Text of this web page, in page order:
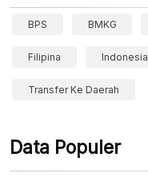
BPS BMKG
Filipina Indonesia
Transfer Ke Daerah
Data Populer